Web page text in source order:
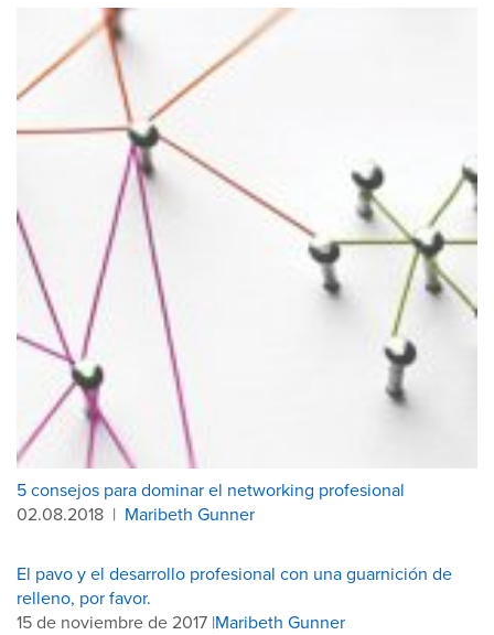
5 consejos para dominar el networking profesional
02.08.2018 | Maribeth Gunner
El pavo y el desarrollo profesional con una guarnición de
relleno, por favor.
15 de noviembre de 2017 |Maribeth Gunner